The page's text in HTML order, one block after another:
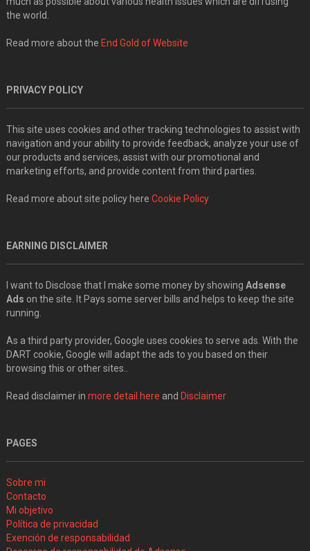
the world.
Read more about the End Gold of Website
PRIVACY POLICY
This site uses cookies and other tracking technologies to assist with
navigation and your ability to provide feedback, analyze your use of
our products and services, assist with our promotional and
marketing efforts, and provide content from third parties.
Read more about site policy here Cookie Policy
EARNING DISCLAIMER
I want to Disclose that I make some money by showing Adsense
Ads on the site. It Pays some server bills and helps to keep the site
running.
As a third party provider, Google uses cookies to serve ads. With the
DART cookie, Google will adapt the ads to you based on their
browsing this or other sites..
Read disclaimer in more detail here and Disclaimer
PAGES
Sobre mi
Contacto
Mi objetivo
Política de privacidad
Exención de responsabilidad